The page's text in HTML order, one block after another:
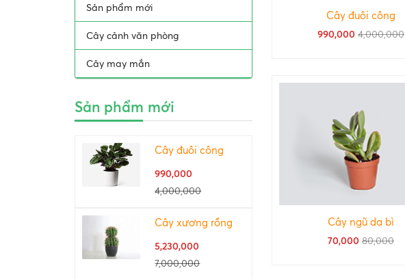
Sản phẩm mới
Cây cảnh văn phòng
Cây may mắn
Sản phẩm mới
Cây đuôi công
990,000
4,000,000
Cây xương rồng
5,230,000
7,000,000
Cây đuôi công
990,000 4,000,000
Cây ngũ da bì
70,000 80,000